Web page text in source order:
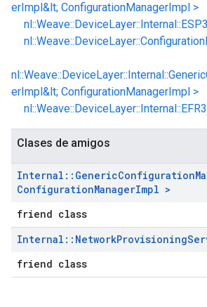
erImpl&lt; ConfigurationManagerImpl >
erImpl&lt; ConfigurationManagerImpl >
Clases de amigos
Internal :: GenericConfiguration
ConfigurationManagerImpl >
friend class
Internal :: NetworkProvisioning
friend class